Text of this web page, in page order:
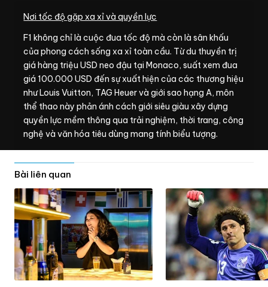
Nơi tốc độ gặp xa xỉ và quyền lực
F1 không chỉ là cuộc đua tốc độ mà còn là sân khấu
của phong cách sống xa xỉ toàn cầu. Từ du thuyền trị
giá hàng triệu USD neo đậu tại Monaco, suất xem đua
giá 100.000 USD đến sự xuất hiện của các thương hiệu
như Louis Vuitton, TAG Heuer và giới sao hạng A, môn
thể thao này phản ánh cách giới siêu giàu xây dựng
quyền lực mềm thông qua trải nghiệm, thời trang, công
nghệ và văn hóa tiêu dùng mang tính biểu tượng.
Bài liên quan